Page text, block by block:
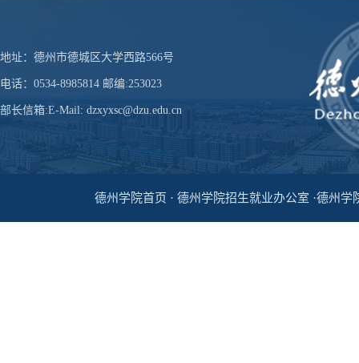
地址：德州市德城区大学西路566号
电话：0534-8985814 邮编:253023
部长信箱:E-Mail: dzxyxsc@dzu.edu.cn
德州学院首页 · 德州学院招生就业办公室 ·德州